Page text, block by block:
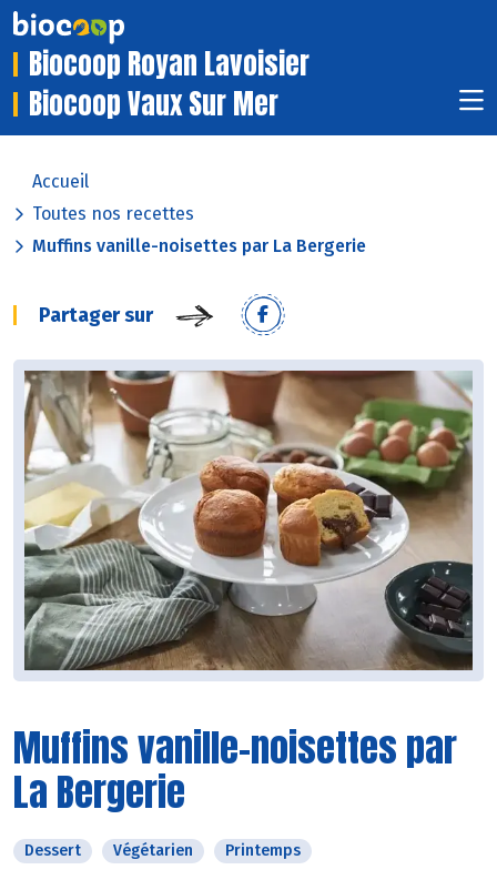
Biocoop Royan Lavoisier
Biocoop Vaux Sur Mer
Accueil
Toutes nos recettes
Muffins vanille-noisettes par La Bergerie
Partager sur
Muffins vanille-noisettes par
La Bergerie
Dessert Végétarien Printemps